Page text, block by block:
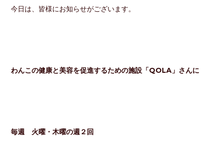
今日は、皆様にお知らせがございます。
わんこの健康と美容を促進するための施設「QOLA」さんに
毎週 火曜・木曜の週２回